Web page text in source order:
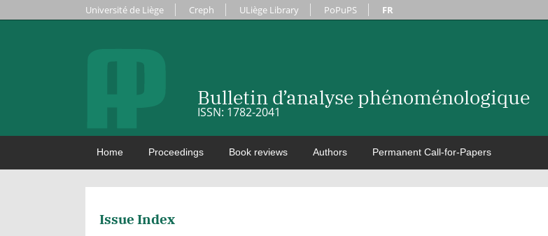
Université de Liège Creph ULiège Library PoPuPS FR
Bulletin d’analyse phénoménologique
ISSN: 1782-2041
Home Proceedings Book reviews Authors Permanent Call-for-Papers
Issue Index